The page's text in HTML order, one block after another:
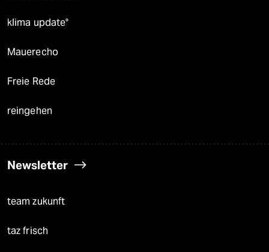
klima update°
Mauerecho
Freie Rede
reingehen
Newsletter
team zukunft
taz frisch